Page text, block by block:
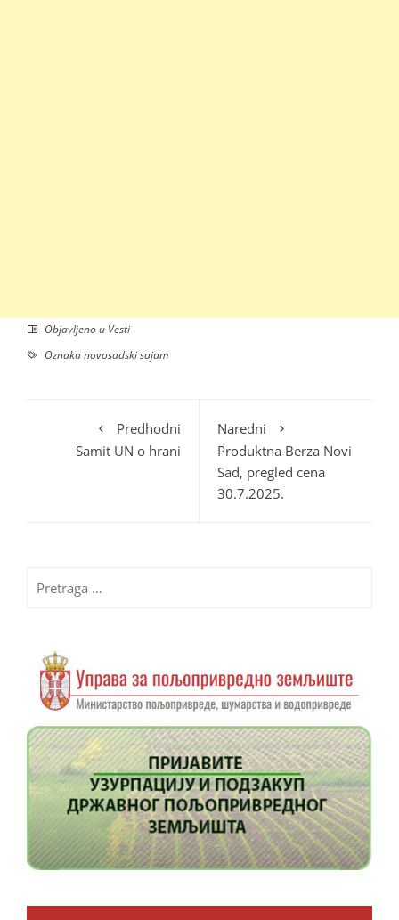
Objavljeno u Vesti
Oznakanovosadski sajam
Predhodni
Samit UN o hrani
Naredni
Produktna Berza Novi
Sad, pregled cena
30.7.2025.
za: